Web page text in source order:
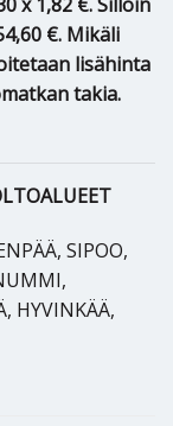
€. Mikäli
lisähinta
takia.
SIPOO,
HYVINKÄÄ,